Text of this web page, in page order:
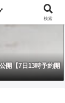
開【7日13時予約開
検索